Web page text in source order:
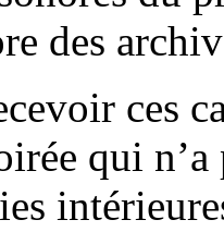
des
ces
qui